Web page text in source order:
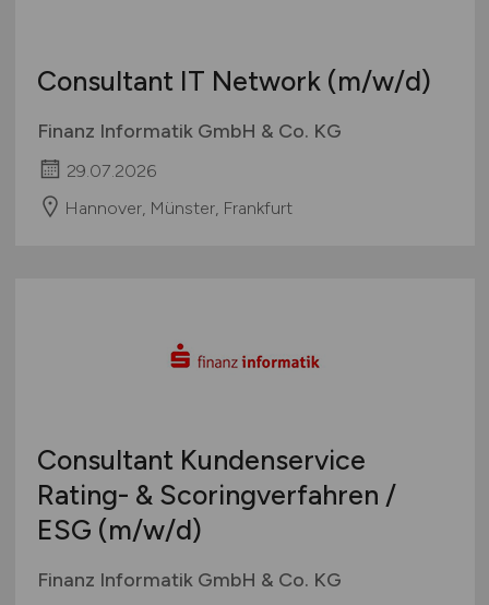
Consultant IT Network (m/w/d)
Finanz Informatik GmbH & Co. KG
29.07.2026
Hannover, Münster, Frankfurt
Consultant Kundenservice
Rating- & Scoringverfahren /
ESG (m/w/d)
Finanz Informatik GmbH & Co. KG